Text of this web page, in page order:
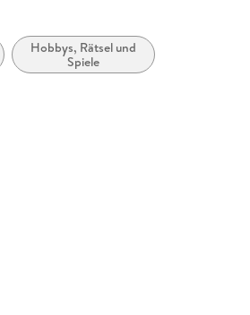
Hobbys, Rätsel und
Spiele